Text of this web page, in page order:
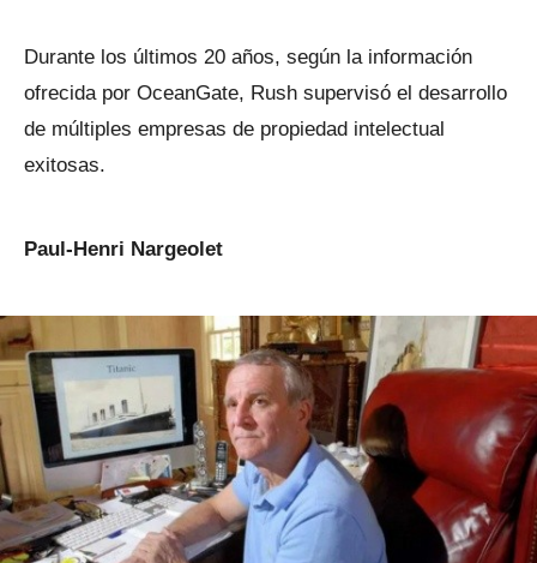
Durante los últimos 20 años, según la información
ofrecida por OceanGate, Rush supervisó el desarrollo
de múltiples empresas de propiedad intelectual
exitosas.
Paul-Henri Nargeolet